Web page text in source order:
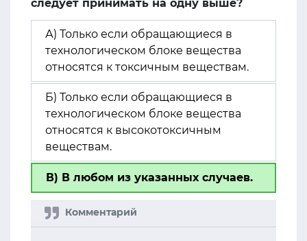
следует принимать на одну выше?
А) Только если обращающиеся в
технологическом блоке вещества
относятся к токсичным веществам.
Б) Только если обращающиеся в
технологическом блоке вещества
относятся к высокотоксичным
веществам.
В) В любом из указанных случаев.